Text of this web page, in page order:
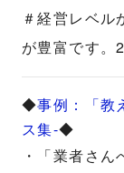
＃経営レベル
が豊富です
◆事例：「教
ス集-◆
・「業者さ